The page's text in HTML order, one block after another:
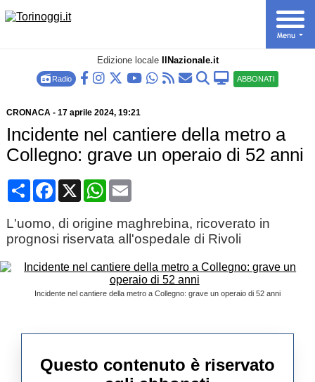
Edizione locale IlNazionale.it
Radio ABBONATI
CRONACA- 17 aprile 2024, 19:21
Incidente nel cantiere della metro a
Collegno: grave un operaio di 52 anni
CondividiFacebook
X WhatsApp
Email
L'uomo, di origine maghrebina, ricoverato in
prognosi riservata all'ospedale di Rivoli
Incidente nel cantiere della metro a Collegno: grave un operaio di 52 anni
Questo contenuto è riservato